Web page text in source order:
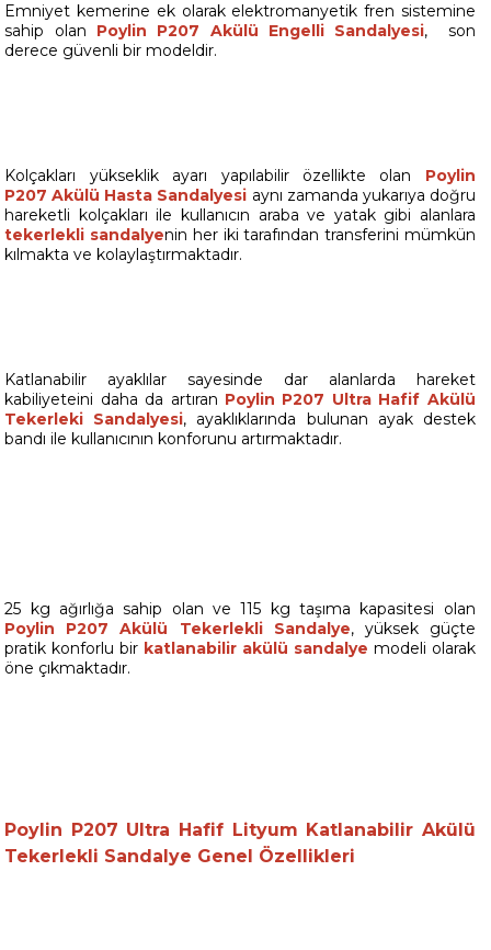
Emniyet kemerine ek olarak elektromanyetik fren sistemine
sahip olan Poylin P207 Akülü Engelli Sandalyesi, son
derece güvenli bir modeldir.
Kolçakları yükseklik ayarı yapılabilir özellikte olan Poylin
P207 Akülü Hasta Sandalyesi aynı zamanda yukarıya doğru
hareketli kolçakları ile kullanıcın araba ve yatak gibi alanlara
tekerlekli sandalyenin her iki tarafından transferini mümkün
kılmakta ve kolaylaştırmaktadır.
Katlanabilir ayaklılar sayesinde dar alanlarda hareket
kabiliyeteini daha da artıran Poylin P207 Ultra Hafif Akülü
Tekerleki Sandalyesi, ayaklıklarında bulunan ayak destek
bandı ile kullanıcının konforunu artırmaktadır.
25 kg ağırlığa sahip olan ve 115 kg taşıma kapasitesi olan
Poylin P207 Akülü Tekerlekli Sandalye, yüksek güçte
pratik konforlu bir katlanabilir akülü sandalye modeli olarak
öne çıkmaktadır.
Poylin P207 Ultra Hafif Lityum Katlanabilir Akülü
Tekerlekli Sandalye Genel Özellikleri